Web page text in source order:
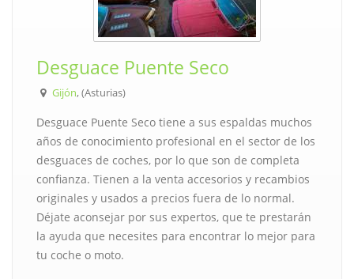
Desguace Puente Seco
Gijón, (Asturias)
Desguace Puente Seco tiene a sus espaldas muchos
años de conocimiento profesional en el sector de los
desguaces de coches, por lo que son de completa
confianza. Tienen a la venta accesorios y recambios
originales y usados a precios fuera de lo normal.
Déjate aconsejar por sus expertos, que te prestarán
la ayuda que necesites para encontrar lo mejor para
tu coche o moto.